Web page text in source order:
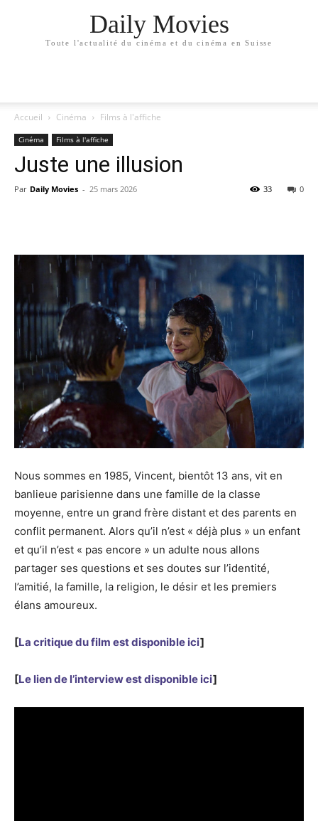
Daily Movies
Toute l'actualité du cinéma et du cinéma en Suisse
Accueil Cinéma Films à l'affiche
Cinéma Films à l'affiche
Juste une illusion
Par Daily Movies - 25 mars 2026 0
33
Nous sommes en 1985, Vincent, bientôt 13 ans, vit en
banlieue parisienne dans une famille de la classe
moyenne, entre un grand frère distant et des parents en
conflit permanent. Alors qu’il n’est « déjà plus » un enfant
et qu’il n’est « pas encore » un adulte nous allons
partager ses questions et ses doutes sur l’identité,
l’amitié, la famille, la religion, le désir et les premiers
élans amoureux.
[La critique du film est disponible ici]
[Le lien de l’interview est disponible ici]